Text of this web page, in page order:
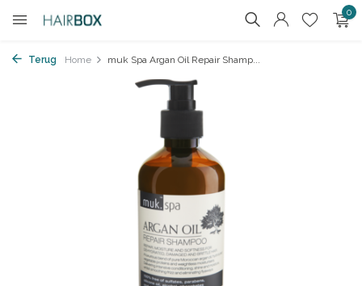
0
Terug Home muk Spa Argan Oil Repair Shamp...